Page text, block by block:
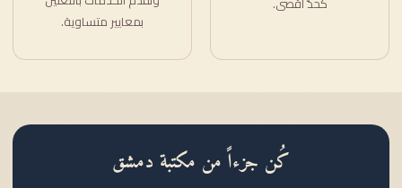
بمعايير متساوية.
كُن جزءاً من مكتبة دمشق